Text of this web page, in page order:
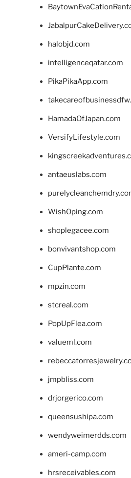
halobjd.com
intelligenceqatar.com
PikaPikaApp.com
HamadaOfJapan.com
VersifyLifestyle.com
antaeuslabs.com
WishOping.com
shoplegacee.com
bonvivantshop.com
CupPlante.com
mpzin.com
stcreal.com
PopUpFlea.com
valueml.com
jmpbliss.com
drjorgerico.com
queensushipa.com
wendyweimerdds.com
ameri-camp.com
hrsreceivables.com